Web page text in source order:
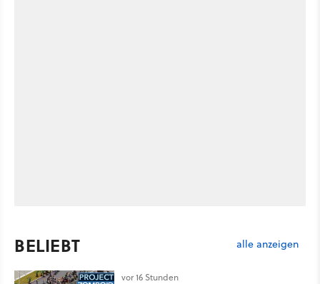
BELIEBT alle anzeigen
vor 16 Stunden